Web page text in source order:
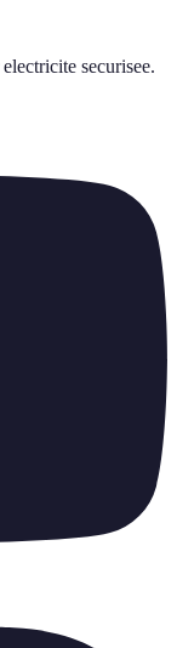
electricite securisee.